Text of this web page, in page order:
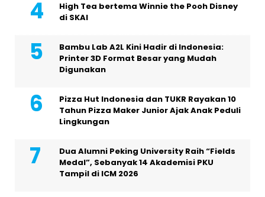
High Tea bertema Winnie the Pooh Disney
di SKAI
Bambu Lab A2L Kini Hadir di Indonesia:
Printer 3D Format Besar yang Mudah
Digunakan
Pizza Hut Indonesia dan TUKR Rayakan 10
Tahun Pizza Maker Junior Ajak Anak Peduli
Lingkungan
Dua Alumni Peking University Raih “Fields
Medal”, Sebanyak 14 Akademisi PKU
Tampil di ICM 2026